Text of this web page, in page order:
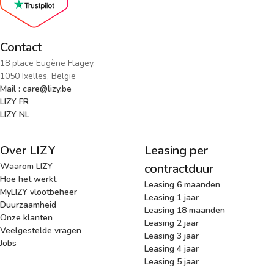
Contact
18 place Eugène Flagey,
1050 Ixelles, België
Mail : care@lizy.be
LIZY FR
LIZY NL
Over LIZY
Waarom LIZY
Hoe het werkt
MyLIZY vlootbeheer
Duurzaamheid
Onze klanten
Veelgestelde vragen
Jobs
Leasing per
contractduur
Leasing 6 maanden
Leasing 1 jaar
Leasing 18 maanden
Leasing 2 jaar
Leasing 3 jaar
Leasing 4 jaar
Leasing 5 jaar